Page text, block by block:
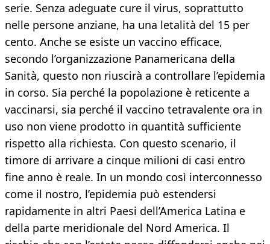
serie. Senza adeguate cure il virus, soprattutto
nelle persone anziane, ha una letalità del 15 per
cento. Anche se esiste un vaccino efficace,
secondo l’organizzazione Panamericana della
Sanità, questo non riuscirà a controllare l’epidemia
in corso. Sia perché la popolazione è reticente a
vaccinarsi, sia perché il vaccino tetravalente ora in
uso non viene prodotto in quantità sufficiente
rispetto alla richiesta. Con questo scenario, il
timore di arrivare a cinque milioni di casi entro
fine anno è reale. In un mondo così interconnesso
come il nostro, l’epidemia può estendersi
rapidamente in altri Paesi dell’America Latina e
della parte meridionale del Nord America. Il